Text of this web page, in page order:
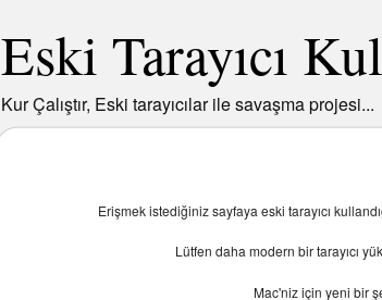
Eski Tarayıcı
Kur Çalıştır, Eski tarayıcılar ile savaşma projesi...
Erişmek istediğiniz sayfaya eski tarayıcı
Lütfen daha modern bir tarayıcı
Mac'niz için yeni bir